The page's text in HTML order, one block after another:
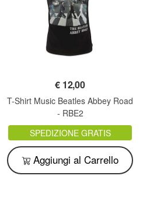
€ 12,00
T-Shirt Music Beatles Abbey Road
- RBE2
SPEDIZIONE GRATIS
Aggiungi al Carrello